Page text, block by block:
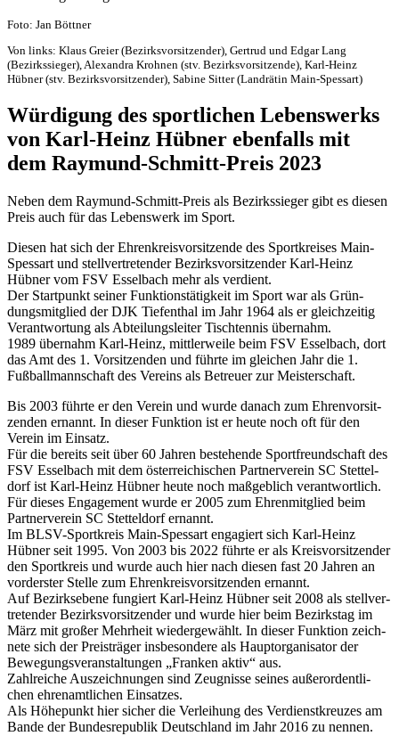
Foto: Jan Böttner
Von links: Klaus Greier (Bezirks­vor­sit­zen­der), Gertrud und Edgar Lang
(Bezirks­sie­ger), Alex­an­dra Kroh­nen (stv. Bezirks­vor­sit­zende), Karl-Heinz
Hübner (stv. Bezirks­vor­sit­zen­der), Sabine Sitter (Land­rä­tin Main-Spessart)
Würdi­gung des sport­li­chen Lebens­werks
von Karl-Heinz Hübner eben­falls mit
dem Raymund-Schmitt-Preis 2023
Neben dem Raymund-Schmitt-Preis als Bezirks­sie­ger gibt es diesen
Preis auch für das Lebens­werk im Sport.
Diesen hat sich der Ehren­kreis­vor­sit­zende des Sport­krei­ses Main-
Spes­sart und stell­ver­tre­ten­der Bezirks­vor­sit­zen­der Karl-Heinz
Hübner vom FSV Essel­bach mehr als verdient.
Der Start­punkt seiner Funk­ti­ons­tä­tig­keit im Sport war als Grün­
dungs­mit­glied der DJK Tief­en­thal im Jahr 1964 als er gleich­zei­tig
Verant­wor­tung als Abtei­lungs­lei­ter Tisch­ten­nis über­nahm.
1989 über­nahm Karl-Heinz, mitt­ler­weile beim FSV Essel­bach, dort
das Amt des 1. Vorsit­zen­den und führte im glei­chen Jahr die 1.
Fußball­mann­schaft des Vereins als Betreuer zur Meisterschaft.
Bis 2003 führte er den Verein und wurde danach zum Ehren­vor­sit­
zen­den ernannt. In dieser Funk­tion ist er heute noch oft für den
Verein im Einsatz.
Für die bereits seit über 60 Jahren bestehende Sport­freund­schaft des
FSV Essel­bach mit dem öster­rei­chi­schen Part­ner­ver­ein SC Stet­tel­
dorf ist Karl-Heinz Hübner heute noch maßgeb­lich verant­wort­lich.
Für dieses Enga­ge­ment wurde er 2005 zum Ehren­mit­glied beim
Part­ner­ver­ein SC Stet­tel­dorf ernannt.
Im BLSV-Sport­kreis Main-Spes­sart enga­giert sich Karl-Heinz
Hübner seit 1995. Von 2003 bis 2022 führte er als Kreis­vor­sit­zen­der
den Sport­kreis und wurde auch hier nach diesen fast 20 Jahren an
vorders­ter Stelle zum Ehren­kreis­vor­sit­zen­den ernannt.
Auf Bezirks­ebene fungiert Karl-Heinz Hübner seit 2008 als stell­ver­
tre­ten­der Bezirks­vor­sit­zen­der und wurde hier beim Bezirks­tag im
März mit großer Mehr­heit wieder­ge­wählt. In dieser Funk­tion zeich­
nete sich der Preis­trä­ger insbe­son­dere als Haupt­or­ga­ni­sa­tor der
Bewe­gungs­ver­an­stal­tun­gen „Fran­ken aktiv“ aus.
Zahl­rei­che Auszeich­nun­gen sind Zeug­nisse seines außer­or­dent­li­
chen ehren­amt­li­chen Einsat­zes.
Als Höhe­punkt hier sicher die Verlei­hung des Verdienst­kreu­zes am
Bande der Bundes­re­pu­blik Deutsch­land im Jahr 2016 zu nennen.